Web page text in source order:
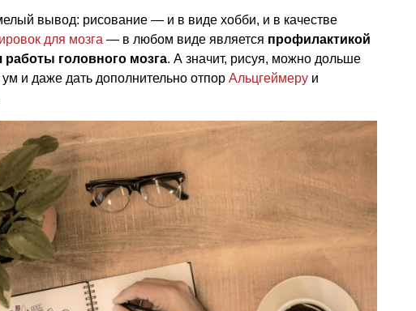
вывод: рисование — и в виде хобби, и в качестве
для мозга — в любом виде является профилактикой
работы головного мозга. А значит, рисуя, можно дольше
и даже дать дополнительно отпор Альцгеймеру и